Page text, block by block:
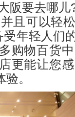
阪要去哪
且可以轻
年轻人们
购物百货
更能让您
。